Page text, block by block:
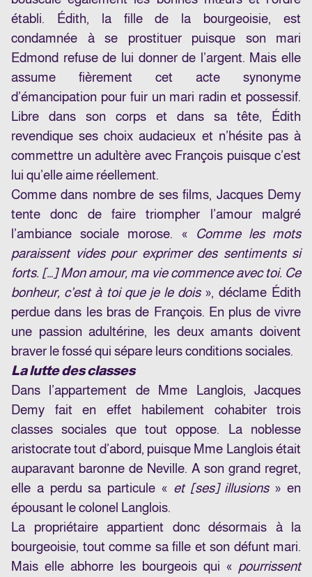
établi. Édith, la fille de la bourgeoisie, est
condamnée à se prostituer puisque son mari
Edmond refuse de lui donner de l’argent. Mais elle
assume fièrement cet acte synonyme
d’émancipation pour fuir un mari radin et possessif.
Libre dans son corps et dans sa tête, Édith
revendique ses choix audacieux et n’hésite pas à
commettre un adultère avec François puisque c’est
lui qu’elle aime réellement.
Comme dans nombre de ses films, Jacques Demy
tente donc de faire triompher l’amour malgré
l’ambiance sociale morose. «
Comme les mots
paraissent vides pour exprimer des sentiments si
forts. […] Mon amour, ma vie commence avec toi. Ce
bonheur, c’est à toi que je le dois », déclame Édith
perdue dans les bras de François. En plus de vivre
une passion adultérine, les deux amants doivent
braver le fossé qui sépare leurs conditions sociales.
La lutte des classes
Dans l’appartement de Mme Langlois, Jacques
Demy fait en effet habilement cohabiter trois
classes sociales que tout oppose. La noblesse
aristocrate tout d’abord, puisque Mme Langlois était
auparavant baronne de Neville. A son grand regret,
elle a perdu sa particule « et [ses] illusions» en
épousant le colonel Langlois.
La propriétaire appartient donc désormais à la
bourgeoisie, tout comme sa fille et son défunt mari.
Mais elle abhorre les bourgeois qui « pourrissent